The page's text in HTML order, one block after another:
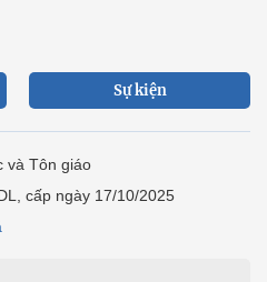
Sự kiện
và Tôn giáo
cấp ngày 17/10/2025